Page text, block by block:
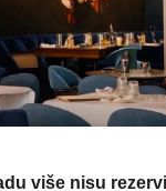
više nisu